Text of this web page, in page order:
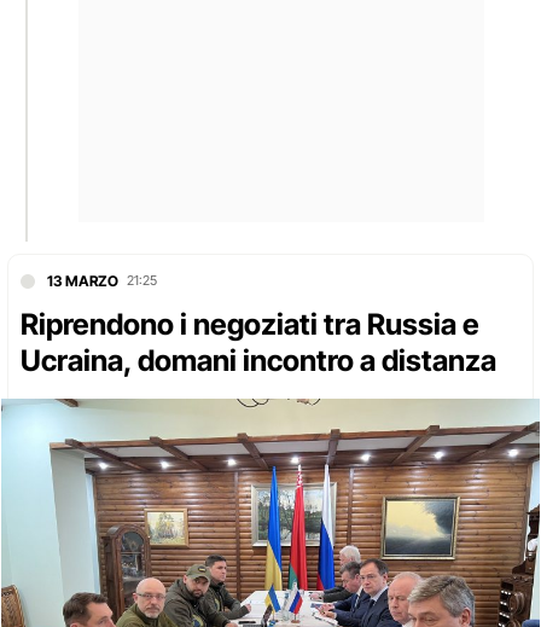
13 MARZO 21:25
Riprendono i negoziati tra Russia e
Ucraina, domani incontro a distanza